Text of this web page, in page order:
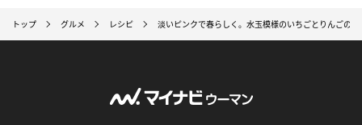
トップ グルメ レシピ 淡いピンクで春らしく。水玉模様のいちごとりんごのス